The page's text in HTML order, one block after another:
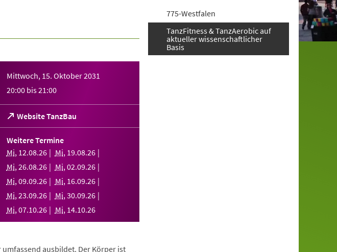
Mittwoch, 15. Oktober 2031
20:00 bis21:00
Website TanzBau
(Öffnet
in
einem
neuen
Tab)
Weitere Termine
Mi, 12.08.26 Mi, 19.08.26
Mi,26.08.26 Mi,02.09.26
Mi,09.09.26 Mi, 16.09.26
Mi,23.09.26 Mi,30.09.26
Mi,07.10.26 Mi, 14.10.26
umfassend ausbildet. Der Körper ist
775-Westfalen
TanzFitness & TanzAerobic auf
aktueller wissenschaftlicher
Basis